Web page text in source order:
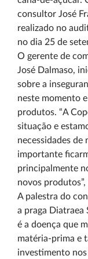
consultor José
realizado no
no dia 25 de
O gerente de
José Dalmaso,
sobre a
neste momento
produtos. “A
situação e
necessidades de
importante
principalmente
novos
A palestra do
a praga Diatraea
é a doença que
matéria-prima e
investimento nos